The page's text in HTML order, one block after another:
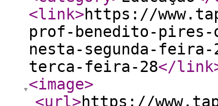
<link>https://
prof-benedito-pires-
nesta-segunda-
terca-feira-28</link
<image>
<url>https://